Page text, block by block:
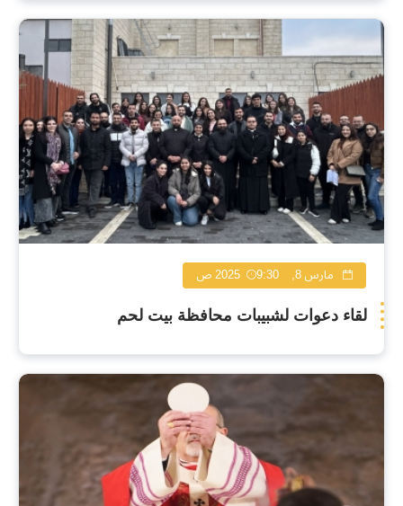
مارس 8, 2025 9:30 ص
لقاء دعوات لشبيبات محافظة بيت لحم